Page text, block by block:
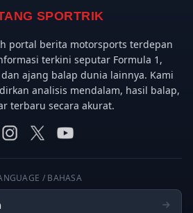
SPORTRIK
portal berita motorsports terdepan
terkini seputar Formula 1,
dan ajang balap dunia lainnya. Kami
analisis mendalam, hasil balap,
terbaru secara akurat.
/ BAHASA